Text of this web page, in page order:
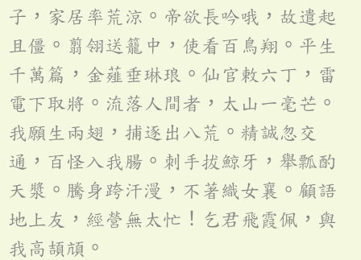
子，家居率荒涼。帝欲長吟哦，故遣起
且僵。翦翎送籠中，使看百鳥翔。平生
千萬篇，金薤垂琳琅。仙官敕六丁，雷
電下取將。流落人間者，太山一毫芒。
我願生兩翅，捕逐出八荒。精誠忽交
通，百怪入我腸。刺手拔鯨牙，舉瓢酌
天漿。騰身跨汗漫，不著織女襄。顧語
地上友，經營無太忙！乞君飛霞佩，與
我高頡頏。